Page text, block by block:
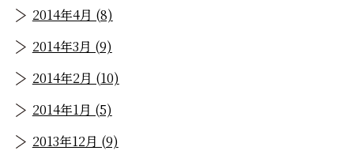
2014年4月 (8)
2014年3月 (9)
2014年2月 (10)
2014年1月 (5)
2013年12月 (9)